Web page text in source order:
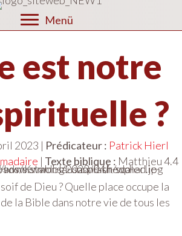
Menü
est notre
?
2023 | Prédicateur : Patrick Hierl
| Texte biblique : Matthieu 4.4
de Dieu ? Quelle place occupe la
la Bible dans notre vie de tous les